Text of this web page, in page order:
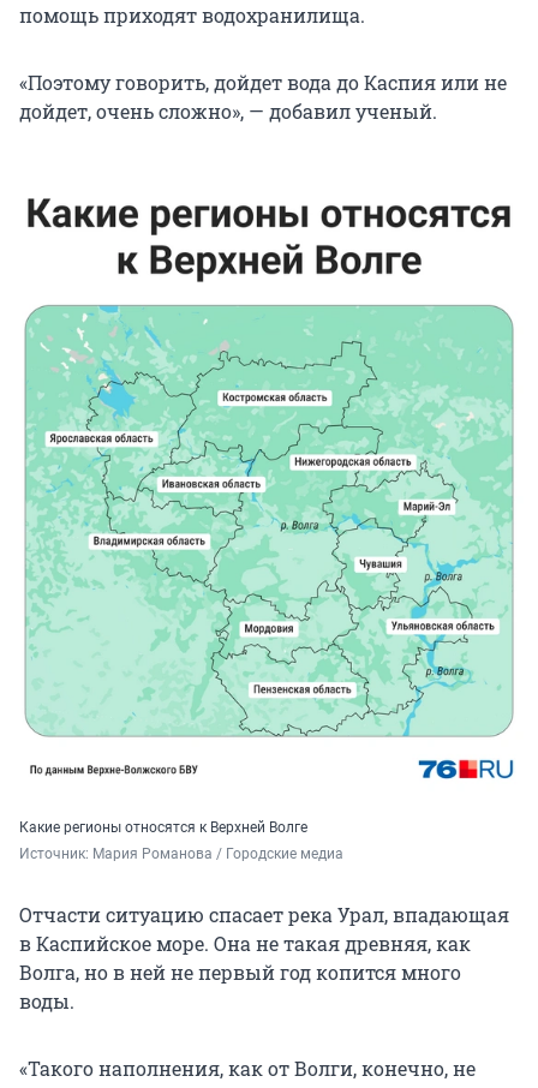
помощь приходят водохранилища.
«Поэтому говорить, дойдет вода до Каспия или не
дойдет, очень сложно», — добавил ученый.
Какие регионы относятся к Верхней Волге
Источник: Мария Романова / Городские медиа
Отчасти ситуацию спасает река Урал, впадающая
в Каспийское море. Она не такая древняя, как
Волга, но в ней не первый год копится много
воды.
«Такого наполнения, как от Волги, конечно, не